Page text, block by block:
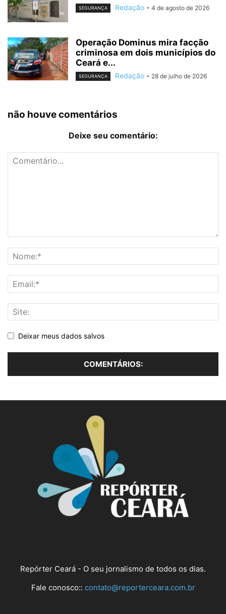
SEGURANÇA Redação - 4 de agosto de 2026
Operação Dominus mira facção
criminosa em dois municípios do
Ceará e...
SEGURANÇA Redação - 28 de julho de 2026
não houve comentários
Deixe seu comentário:
Deixar meus dados salvos
Repórter Ceará - O seu jornalismo de todos os dias.
Fale conosco:: contato@reporterceara.com.br